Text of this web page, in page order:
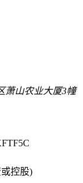
萧山农业大厦3幢
控股)